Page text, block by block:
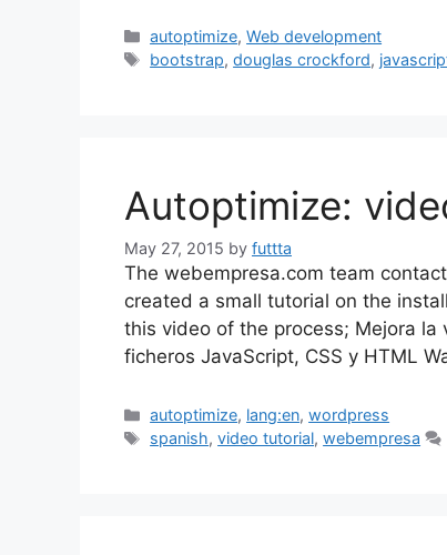
Categories
autoptimize,Web development
Tags
bootstrap,douglas crockford,
Autoptimize:
May 27, 2015 by futtta
The webempresa.com team
created a small tutorial on the
this video of the process; Mejora
ficheros JavaScript, CSS y HTML
Categories
autoptimize, lang:en,wordpress
Tags
spanish,video tutorial,webempresa